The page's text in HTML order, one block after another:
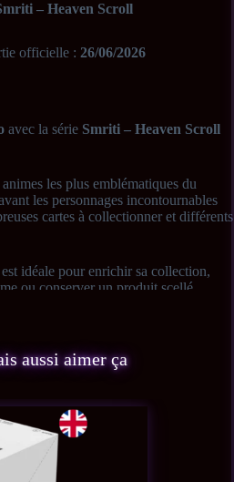
– Heaven Scroll
officielle : 26/06/2026
avec la série Smriti – Heaven Scroll
les plus emblématiques du
les personnages incontournables
cartes à collectionner et différents
est idéale pour enrichir sa collection,
ou conserver un produit scellé.
Scroll
Limited